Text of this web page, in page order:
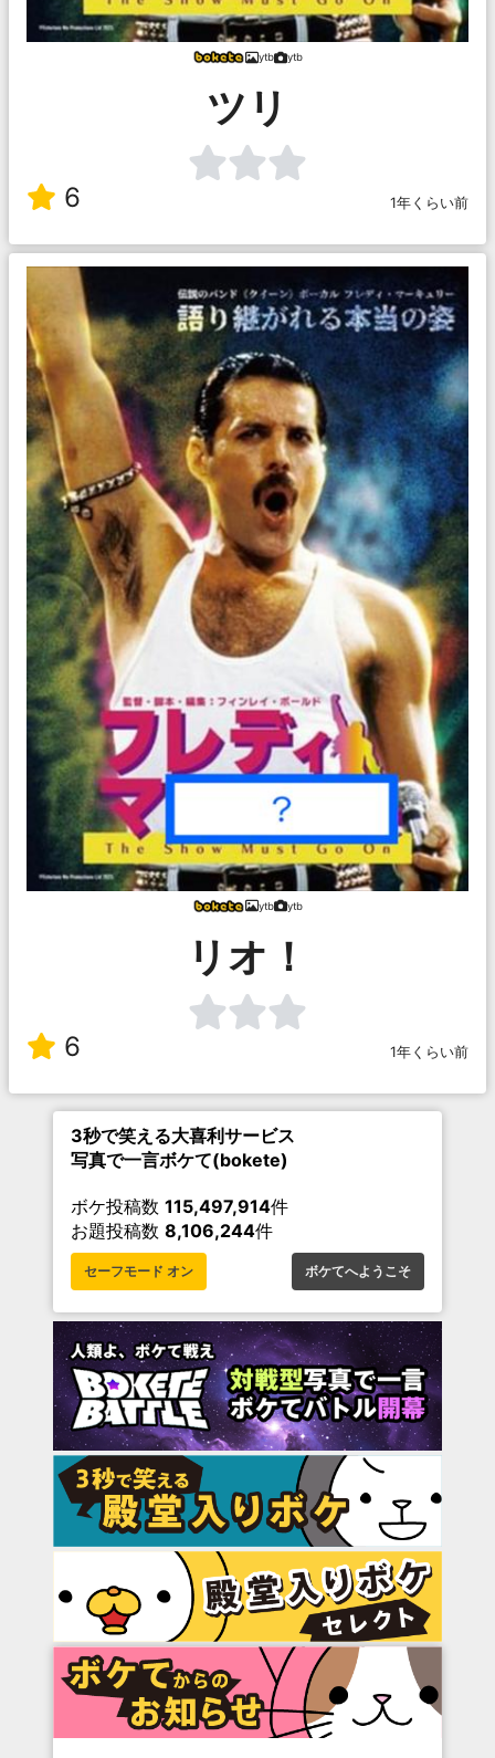
ytb ytb
ツリ
6 1年くらい前
ytb ytb
リオ！
6 1年くらい前
3秒で笑える大喜利サービス
写真で一言ボケて(bokete)
ボケ投稿数 115,497,914件
お題投稿数 8,106,244件
セーフモード オン ボケてへようこそ